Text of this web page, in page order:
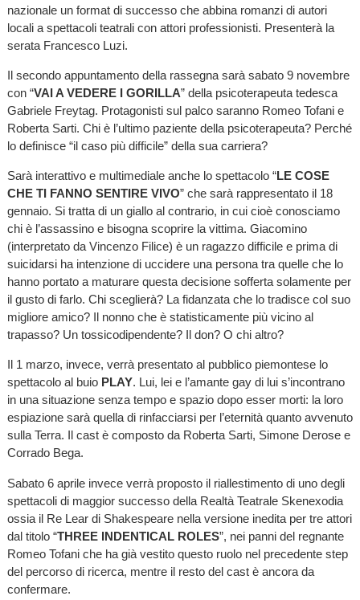
nazionale un format di successo che abbina romanzi di autori
locali a spettacoli teatrali con attori professionisti. Presenterà la
serata Francesco Luzi.
Il secondo appuntamento della rassegna sarà sabato 9 novembre
con “VAI A VEDERE I GORILLA” della psicoterapeuta tedesca
Gabriele Freytag. Protagonisti sul palco saranno Romeo Tofani e
Roberta Sarti. Chi è l’ultimo paziente della psicoterapeuta? Perché
lo definisce “il caso più difficile” della sua carriera?
Sarà interattivo e multimediale anche lo spettacolo “LE COSE
CHE TI FANNO SENTIRE VIVO” che sarà rappresentato il 18
gennaio. Si tratta di un giallo al contrario, in cui cioè conosciamo
chi è l’assassino e bisogna scoprire la vittima. Giacomino
(interpretato da Vincenzo Filice) è un ragazzo difficile e prima di
suicidarsi ha intenzione di uccidere una persona tra quelle che lo
hanno portato a maturare questa decisione sofferta solamente per
il gusto di farlo. Chi sceglierà? La fidanzata che lo tradisce col suo
migliore amico? Il nonno che è statisticamente più vicino al
trapasso? Un tossicodipendente? Il don? O chi altro?
Il 1 marzo, invece, verrà presentato al pubblico piemontese lo
spettacolo al buio PLAY. Lui, lei e l’amante gay di lui s’incontrano
in una situazione senza tempo e spazio dopo esser morti: la loro
espiazione sarà quella di rinfacciarsi per l’eternità quanto avvenuto
sulla Terra. Il cast è composto da Roberta Sarti, Simone Derose e
Corrado Bega.
Sabato 6 aprile invece verrà proposto il riallestimento di uno degli
spettacoli di maggior successo della Realtà Teatrale Skenexodia
ossia il Re Lear di Shakespeare nella versione inedita per tre attori
dal titolo “THREE INDENTICAL ROLES”, nei panni del regnante
Romeo Tofani che ha già vestito questo ruolo nel precedente step
del percorso di ricerca, mentre il resto del cast è ancora da
confermare.